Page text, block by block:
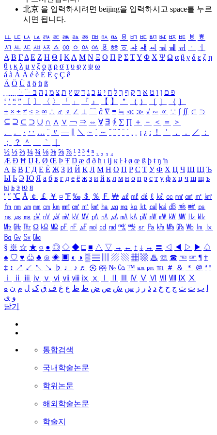
北京 을 입력하시려면 beijing을 입력하시고 space를 누르
시면 됩니다.
ㅥ ㅦ ㅧ ㅨ ㅩ ㅪ ㅫ ㅬ ㅭ ㅮ ㅯ ㅰ ㅱ ㅲ ㅳ ㅴ ㅵ ㅶ ㅷ ㅸ
ㅹ
ㅺ ㅻ ㅼ ㅽ ㅾ ㅿ ㆀ ㆁ ㆂ ㆃ ㆄ ㆅ ㆆ ㆇ ㆈ ㆉ ㆊ ㆋ ㆌ ㆍ
ㆎ
Α Β ΓΔ Ε Ζ Η Θ Ι ΚΛ Μ Ν Ξ Ο Π Ρ Σ ΤΥ Φ Χ Ψ Ω α β γ δ ε ζ η
θ ι κ λ μ ν ξ ο π ρ σ τ υ φ χ ψ ω
á à Á À é è É È ç Ç ê
Ä Ö Ü ä ö ü ß
ִֶֹ ֻּ ׁׂ פ ם ן ו ט א ר ק ף ך ל ח י ע כ ג ד ש ץ ת צ מ נ ה ב
‘ ’ “ ” 〔 〕 〈 〉 「 」 『 』 【 】 ＂ （ ） ［ ］ ｛ ｝
± × ÷ ≠ ≤ ≥ ∞ ∴ ♂ ♀ ∠ ⊥ ⌒ ∂ ∇ ≡ ≒ ≪ ≫ √ ∽ ∝ ∵ ∫ ∬ ∈ ∋
⊆ ⊇ ⊂ ⊃ ∪ ∩ ∧ ∨ ￢ ⇒ ⇔ ∀ ∃ ∮ ∑ ∏ ＋ － ＜ ＝
＞
、
。 · ‥ … ¨ 〃 ― ＼ ∼ ´ ～ ˇ ˘ ˝ ˚ ˙ ¸ ¡ ¿ ː ！ ＇ ， ． ／
：
；
？ ＾ ｀
½ ⅓ ⅔ ¼ ¾ ⅛ ⅜ ⅝ ⅞ ¹ ² ³ ⁴ ⁿ ₁ ₂ ₃ ₄
Æ Ð Ħ Ĳ Ł Ø Œ Þ Ŧ Ŋ æ đ ð ħ ı ĳ ĸ ŀ ł ø œ ß þ ŧ ŋ ŉ
А Б В Г Д Е Ё Ж З И Й К Л М Н О П Р С Т У Ф Х Ц Ч Ш Щ Ъ
Ы Ь Э Ю Я а б в г д е ё ж з и й к л м н о п р с т у ф х ц ч ш щ ъ
ы ь э ю я
′ ″ ℃ Å ￠ ￡ ￥ ¤ ℉ ‰ ＄ ％ Ｆ ￦ ㎕ ㎖ ㎗ ℓ ㎘ ㏄ ㎣ ㎤ ㎥ ㎦
㎙ ㎚ ㎛ ㎜ ㎝ ㎞ ㎟ ㎠ ㎡ ㎢ ㏊ ㎍ ㎎ ㎏ ㏏ ㎈ ㎉ ㏈ ㎧ ㎨ ㎰
㎱ ㎲ ㎳ ㎴ ㎵ ㎶ ㎷ ㎸ ㎹ ㎀ ㎁ ㎂ ㎃ ㎄ ㎺ ㎻ ㎽ ㎾ ㎿ ㎐ ㎑
㎒ ㎓ ㎔ Ω ㏀ ㏁ ㎊ ㎋ ㎌ ㏖ ㏅ ㎭ ㎮ ㎯ ㏛ ㎩ ㎪ ㎫ ㎬ ㏝ ㏐
㏓
㏃ ㏉ ㏜ ㏆
§ ※ ☆ ★ ○ ● ◎ ◇ ◆ □ ■ △ ▽ → ← ↑ ↓ ↔ 〓 ◁ ◀ ▷ ▶ ♤
♠ ♡ ♥ ♧ ♣ ⊙ ◈ ▣ ◐ ◑ ▒ ▤ ▨ ▧ ▦ ▩ ♨ ☏ ☎ ☜ ☞ ¶ †
‡ ↕ ↗ ↙ ↖ ↘ ♭ ♩ ♪ ♬ ㉿ ㈜ № ㏇ ™ ㏂ ㏘ ℡ ＃ ＆ ＊ ＠ ª º
ⅰ
ⅱ ⅲ ⅳ ⅴ ⅵ ⅶ ⅷ ⅸ ⅹ Ⅳ Ⅴ Ⅵ Ⅶ Ⅷ Ⅸ Ⅹ
ب ت ث ج ح خ د ذ ر ز س ش ص ض ط ظ ع غ ف ق ک ل م ن ه
و ی
닫기
통합검색
국내학술논문
학위논문
해외학술논문
학술지